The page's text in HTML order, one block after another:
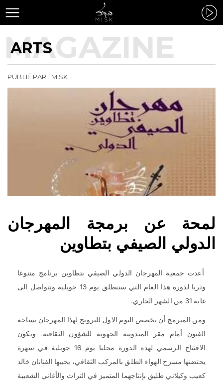
ARTS
PUBLIÉ PAR : MISK
لمحة عن برمجة المهرجان
الدولي الصيفي بتطاوين
أعدت جمعية المهرجان الدولي الصيفي بتطاوين برنامج متنوعا
وثريا لدورة هذا العام التي ستنطلق يوم 13 جويلية وتتواصل الى
غاية 31 من الشهر الجاري.
ومن المبرمج أن يخصص اليوم الاول للترويج لهذا المهرجان بساحة
الفنون أمام مقر المندوبية الجهوية للشؤون الثقافية. ويكون
الافتتاح الرسمي لهده الدورة محليا يوم 16 جويلية في سهرة
يحتضنها مسرح الهواء الطلق بالمركب الثقافي، يحييها الفنانان خالد
كعيب وكيلاني طليق بإنتاجهما المتميز في التراث والأغاني الشعبية